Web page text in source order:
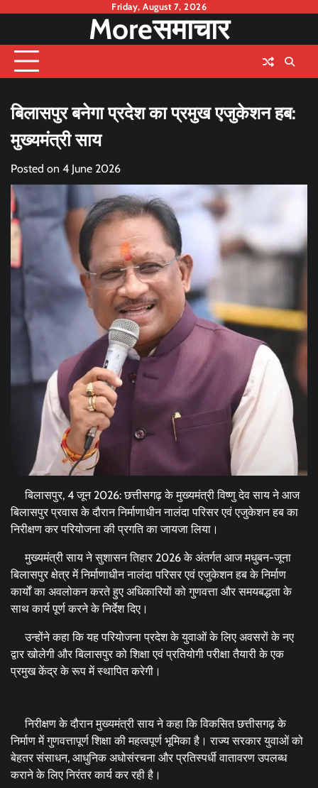
content
Friday, August 7, 2026
Moreसमाचार
बिलासपुर बनेगा प्रदेश का प्रमुख एजुकेशन हब:
मुख्यमंत्री साय
Posted on 4 June 2026
बिलासपुर, 4 जून 2026: छत्तीसगढ़ के मुख्यमंत्री विष्णु देव साय ने आज
बिलासपुर प्रवास के दौरान निर्माणाधीन नालंदा परिसर एवं एजुकेशन हब का
निरीक्षण कर परियोजना की प्रगति का जायजा लिया।
मुख्यमंत्री साय ने सुशासन तिहार 2026 के अंतर्गत आज मधुबन-जूना
बिलासपुर क्षेत्र में निर्माणाधीन नालंदा परिसर एवं एजुकेशन हब के निर्माण
कार्यों का अवलोकन करते हुए अधिकारियों को गुणवत्ता और समयबद्धता के
साथ कार्य पूर्ण करने के निर्देश दिए।
उन्होंने कहा कि यह परियोजना प्रदेश के युवाओं के लिए अवसरों के नए
द्वार खोलेगी और बिलासपुर को शिक्षा एवं प्रतियोगी परीक्षा तैयारी के एक
प्रमुख केंद्र के रूप में स्थापित करेगी।
निरीक्षण के दौरान मुख्यमंत्री साय ने कहा कि विकसित छत्तीसगढ़ के
निर्माण में गुणवत्तापूर्ण शिक्षा की महत्वपूर्ण भूमिका है। राज्य सरकार युवाओं को
बेहतर संसाधन, आधुनिक अधोसंरचना और प्रतिस्पर्धी वातावरण उपलब्ध
कराने के लिए निरंतर कार्य कर रही है।